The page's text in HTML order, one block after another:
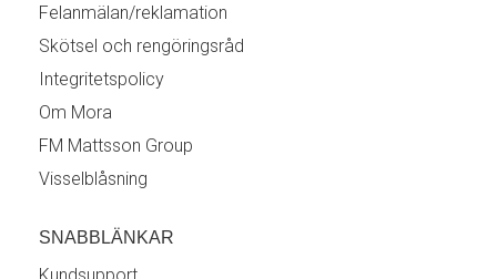
Felanmälan/reklamation
Skötsel och rengöringsråd
Integritetspolicy
Om Mora
FM Mattsson Group
Visselblåsning
SNABBLÄNKAR